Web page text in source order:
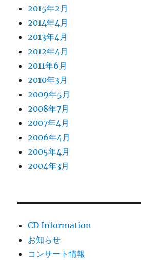
2015年2月
2014年4月
2013年4月
2012年4月
2011年6月
2010年3月
2009年5月
2008年7月
2007年4月
2006年4月
2005年4月
2004年3月
CD Information
お知らせ
コンサート情報